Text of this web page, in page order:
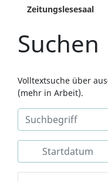
Zeitungslesesaal
Suchen
Volltextsuche über
(mehr in Arbeit).